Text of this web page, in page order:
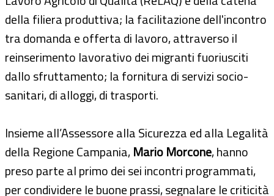
della filiera produttiva; la facilitazione dell'incontro
tra domanda e offerta di lavoro, attraverso il
reinserimento lavorativo dei migranti fuoriusciti
dallo sfruttamento; la fornitura di servizi socio-
sanitari, di alloggi, di trasporti.
Insieme all’Assessore alla Sicurezza ed alla Legalità
della Regione Campania,Mario Morcone, hanno
preso parte al primo dei sei incontri programmati,
per condividere le buone prassi, segnalare le criticità